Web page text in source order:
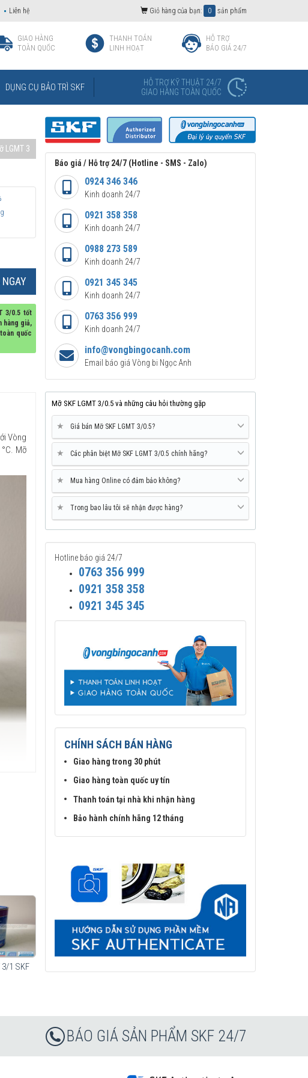
Liên hệ Giỏ hàng của bạn: 0 sản phẩm
GIAO HÀNG
TOÀN QUỐC
THANH TOÁN
LINH HOẠT
HỖ TRỢ
BÁO GIÁ 24/7
DỤNG CỤ BẢO TRÌ SKF
HỖ TRỢ KỸ THUẬT 24/7
GIAO HÀNG TOÀN QUỐC
LGMT 3
3/0.5 tốt
hàng giả,
quốc
Vòng
Mỡ
3/1 SKF
Báo giá / Hỗ trợ 24/7 (Hotline - SMS - Zalo)
0924 346 346
Kinh doanh 24/7
0921 358 358
Kinh doanh 24/7
0988 273 589
Kinh doanh 24/7
0921 345 345
Kinh doanh 24/7
0763 356 999
Kinh doanh 24/7
info@vongbingocanh.com
Email báo giá Vòng bi Ngọc Anh
Mỡ SKF LGMT 3/0.5 và những câu hỏi thường gặp
★ Giá bán Mỡ SKF LGMT 3/0.5?
★ Các phân biệt Mỡ SKF LGMT 3/0.5 chính hãng?
★ Mua hàng Online có đảm bảo không?
★ Trong bao lâu tôi sẽ nhận được hàng?
Hotline báo giá 24/7
0763 356 999
0921 358 358
0921 345 345
CHÍNH SÁCH BÁN HÀNG
Giao hàng trong 30 phút
Giao hàng toàn quốc uy tín
Thanh toán tại nhà khi nhận hàng
Bảo hành chính hãng 12 tháng
BÁO GIÁ SẢN PHẨM SKF 24/7